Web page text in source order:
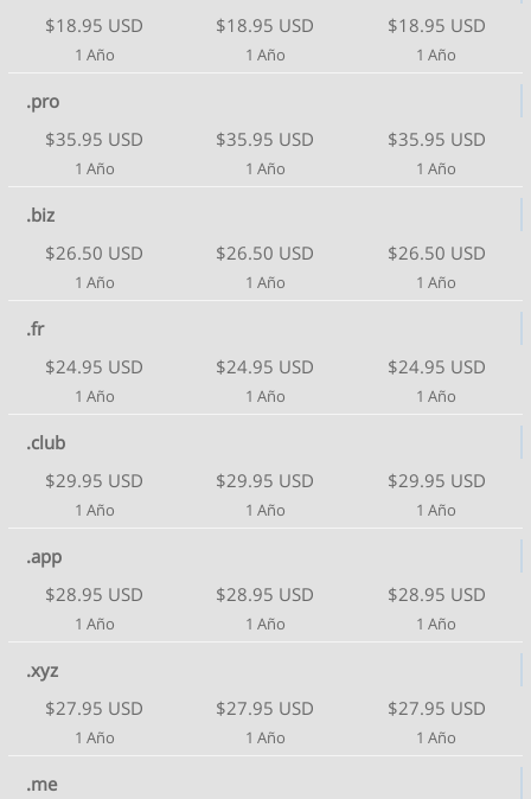
$18.95 USD
1 Año
$18.95 USD
1 Año
$18.95 USD
1 Año
.pro
$35.95 USD
1 Año
$35.95 USD
1 Año
$35.95 USD
1 Año
.biz
$26.50 USD
1 Año
$26.50 USD
1 Año
$26.50 USD
1 Año
.fr
$24.95 USD
1 Año
$24.95 USD
1 Año
$24.95 USD
1 Año
.club
$29.95 USD
1 Año
$29.95 USD
1 Año
$29.95 USD
1 Año
.app
$28.95 USD
1 Año
$28.95 USD
1 Año
$28.95 USD
1 Año
.xyz
$27.95 USD
1 Año
$27.95 USD
1 Año
$27.95 USD
1 Año
.me